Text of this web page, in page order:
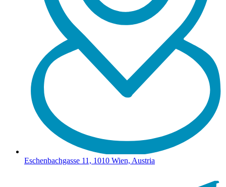
Eschenbachgasse 11, 1010 Wien, Austria